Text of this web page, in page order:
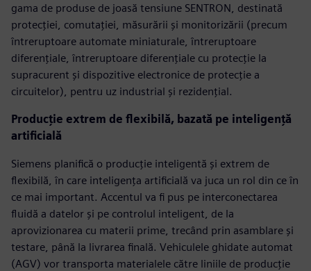
gama de produse de joasă tensiune SENTRON, destinată
protecției, comutației, măsurării și monitorizării (precum
întreruptoare automate miniaturale, întreruptoare
diferențiale, întreruptoare diferențiale cu protecție la
supracurent și dispozitive electronice de protecție a
circuitelor), pentru uz industrial și rezidențial.
Producție extrem de flexibilă, bazată pe inteligență
artificială
Siemens planifică o producție inteligentă și extrem de
flexibilă, în care inteligența artificială va juca un rol din ce în
ce mai important. Accentul va fi pus pe interconectarea
fluidă a datelor și pe controlul inteligent, de la
aprovizionarea cu materii prime, trecând prin asamblare și
testare, până la livrarea finală. Vehiculele ghidate automat
(AGV) vor transporta materialele către liniile de producție